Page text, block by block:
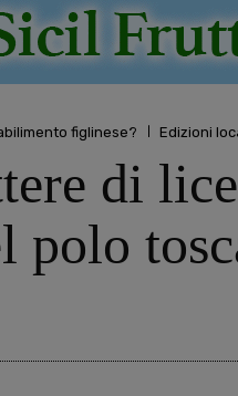
figlinese? Edizioni
di
polo